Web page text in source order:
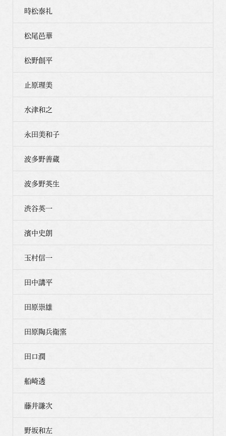
時松泰礼
松尾邑華
松野創平
止原理美
水津和之
永田美和子
波多野善蔵
波多野英生
渋谷英一
濱中史朗
玉村信一
田中講平
田原崇雄
田原陶兵衛窯
田口潤
船崎透
藤井謙次
野坂和左